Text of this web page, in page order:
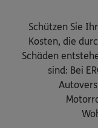
Schützen Sie
Kosten, die
Schäden
sind: Bei